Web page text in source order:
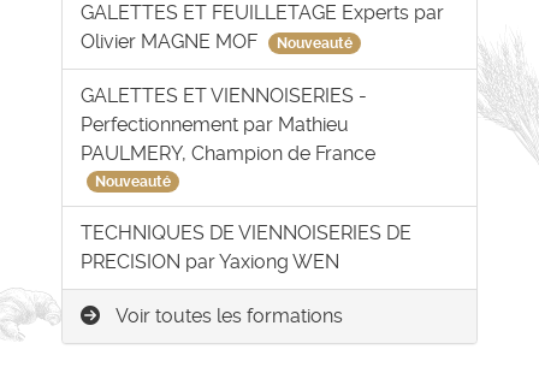
GALETTES ET FEUILLETAGE Experts par
Olivier MAGNE MOF
Nouveauté
GALETTES ET VIENNOISERIES -
Perfectionnement par Mathieu
PAULMERY, Champion de France
Nouveauté
TECHNIQUES DE VIENNOISERIES DE
PRECISION par Yaxiong WEN
Voir toutes les formations